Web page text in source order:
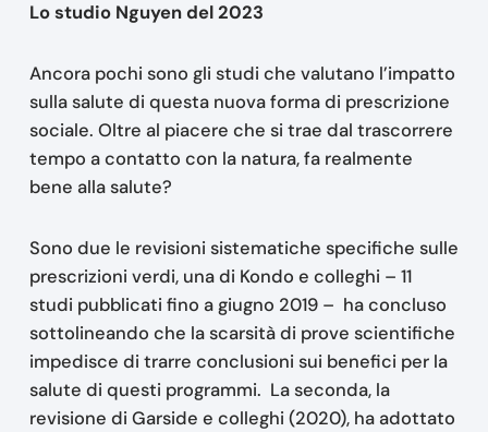
Lo studio Nguyen del 2023
Ancora pochi sono gli studi che valutano l’impatto
sulla salute di questa nuova forma di prescrizione
sociale. Oltre al piacere che si trae dal trascorrere
tempo a contatto con la natura, fa realmente
bene alla salute?
Sono due le revisioni sistematiche specifiche sulle
prescrizioni verdi, una di Kondo e colleghi – 11
studi pubblicati fino a giugno 2019 – ha concluso
sottolineando che la scarsità di prove scientifiche
impedisce di trarre conclusioni sui benefici per la
salute di questi programmi. La seconda, la
revisione di Garside e colleghi (2020), ha adottato